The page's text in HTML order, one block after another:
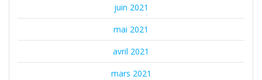
juin 2021
mai 2021
avril 2021
mars 2021